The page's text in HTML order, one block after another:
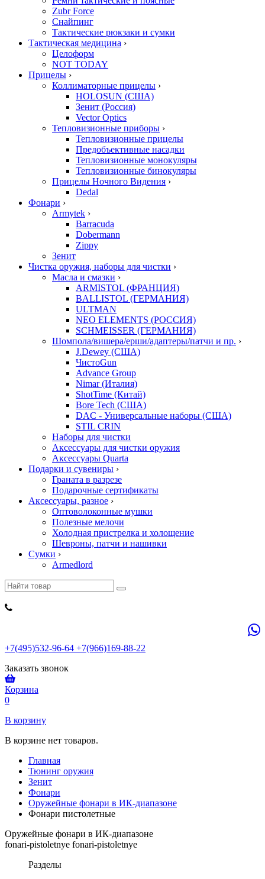
Zubr Force
Снайпинг
Тактические рюкзаки и сумки
Тактическая медицина ›
Целоформ
NOT TODAY
Прицелы ›
Коллиматорные прицелы ›
HOLOSUN (США)
Зенит (Россия)
Vector Optics
Тепловизионные приборы ›
Тепловизионные прицелы
Предобъективные насадки
Тепловизионные монокуляры
Тепловизионные бинокуляры
Прицелы Ночного Видения ›
Dedal
Фонари ›
Armytek ›
Barracuda
Dobermann
Zippy
Зенит
Чистка оружия, наборы для чистки ›
Масла и смазки ›
ARMISTOL (ФРАНЦИЯ)
BALLISTOL (ГЕРМАНИЯ)
ULTMAN
NEO ELEMENTS (РОССИЯ)
SCHMEISSER (ГЕРМАНИЯ)
Шомпола/вишера/ерши/адаптеры/патчи и пр. ›
J.Dewey (США)
ЧистоGun
Advance Group
Nimar (Италия)
ShotTime (Китай)
Bore Tech (США)
DAC - Универсальные наборы (США)
STIL CRIN
Наборы для чистки
Аксессуары для чистки оружия
Аксессуары Quarta
Подарки и сувениры ›
Граната в разрезе
Подарочные сертификаты
Аксессуары, разное ›
Оптоволоконные мушки
Полезные мелочи
Холодная пристрелка и холощение
Шевроны, патчи и нашивки
Сумки ›
Armedlord
+7(495)532-96-64 +7(966)169-88-22
Заказать звонок
Корзина
0
В корзину
В корзине нет товаров.
Главная
Тюнинг оружия
Зенит
Фонари
Оружейные фонари в ИК-диапазоне
Фонари пистолетные
Оружейные фонари в ИК-диапазоне
fonari-pistoletnye fonari-pistoletnye
Разделы